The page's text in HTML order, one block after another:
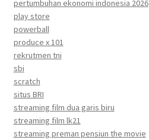
pertumbuhan ekonomi indonesia 2026
play store
powerball
produce x 101
rekrutmen tni
sbi
scratch
situs BRI
streaming film dua garis biru
streaming film lk21
streaming preman pensiun the movie